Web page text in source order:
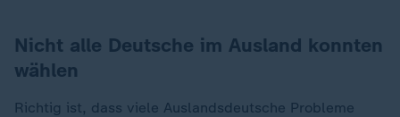
Nicht alle Deutsche im Ausland konnten
wählen
Richtig ist, dass viele Auslandsdeutsche Probleme